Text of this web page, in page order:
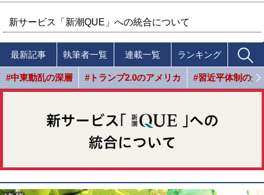
新サービス「新潮QUE」への統合について
最新記事 執筆者一覧 連載一覧 ランキング
#中東動乱の深層 #トランプ2.0のアメリカ #習近平体制の光